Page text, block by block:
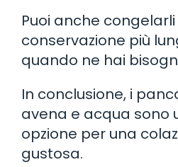
Puoi anche
conservazione più
quando ne hai
In conclusione, i
avena e acqua sono
opzione per una
gustosa.